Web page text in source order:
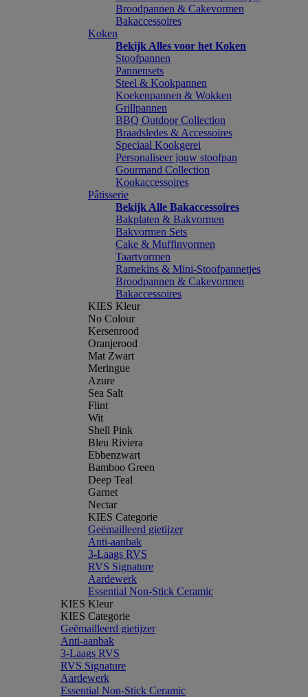
Broodpannen & Cakevormen
Bakaccessoires
Koken
Bekijk Alles voor het Koken
Stoofpannen
Pannensets
Steel & Kookpannen
Koekenpannen & Wokken
Grillpannen
BBQ Outdoor Collection
Braadsledes & Accessoires
Speciaal Kookgerei
Personaliseer jouw stoofpan
Gourmand Collection
Kookaccessoires
Pâtisserie
Bekijk Alle Bakaccessoires
Bakplaten & Bakvormen
Bakvormen Sets
Cake & Muffinvormen
Taartvormen
Ramekins & Mini-Stoofpannetjes
Broodpannen & Cakevormen
Bakaccessoires
KIES Kleur
No Colour
Kersenrood
Oranjerood
Mat Zwart
Meringue
Azure
Sea Salt
Flint
Wit
Shell Pink
Bleu Riviera
Ebbenzwart
Bamboo Green
Deep Teal
Garnet
Nectar
KIES Categorie
Geëmailleerd gietijzer
Anti-aanbak
3-Laags RVS
RVS Signature
Aardewerk
Essential Non-Stick Ceramic
KIES Kleur
KIES Categorie
Geëmailleerd gietijzer
Anti-aanbak
3-Laags RVS
RVS Signature
Aardewerk
Essential Non-Stick Ceramic